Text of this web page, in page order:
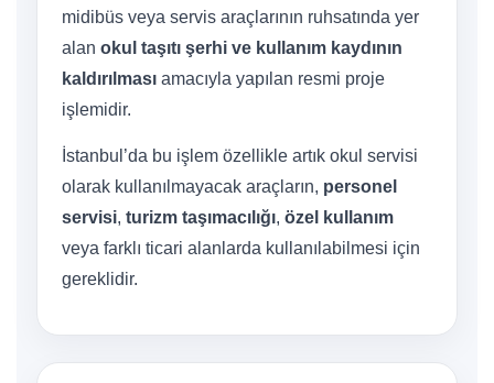
midibüs veya servis araçlarının ruhsatında yer
alan okul taşıtı şerhi ve kullanım kaydının
kaldırılması amacıyla yapılan resmi proje
işlemidir.
İstanbul’da bu işlem özellikle artık okul servisi
olarak kullanılmayacak araçların, personel
servisi, turizm taşımacılığı, özel kullanım
veya farklı ticari alanlarda kullanılabilmesi için
gereklidir.